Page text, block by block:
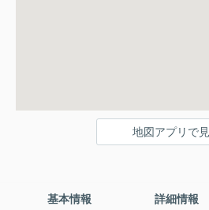
地図アプリで
基本情報 詳細情報